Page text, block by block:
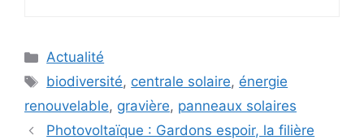
Catégories
Actualité
Étiquettes
biodiversité, centrale solaire, énergie
renouvelable, gravière, panneaux solaires
Photovoltaïque : Gardons espoir, la filière